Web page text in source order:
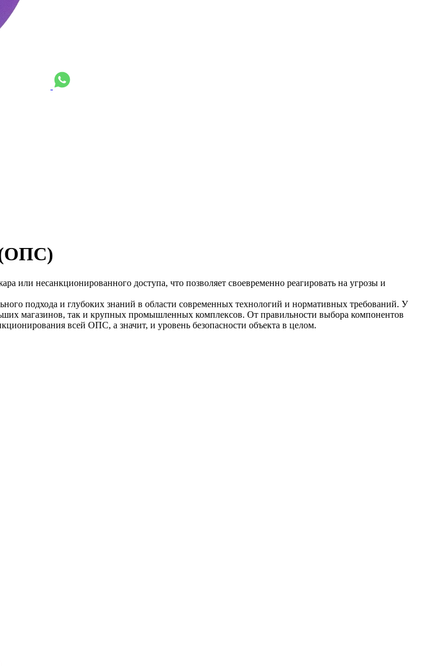
(ОПС)
или несанкционированного доступа, что позволяет своевременно реагировать на угрозы и
подхода и глубоких знаний в области современных технологий и нормативных требований. У
магазинов, так и крупных промышленных комплексов. От правильности выбора компонентов
всей ОПС, а значит, и уровень безопасности объекта в целом.